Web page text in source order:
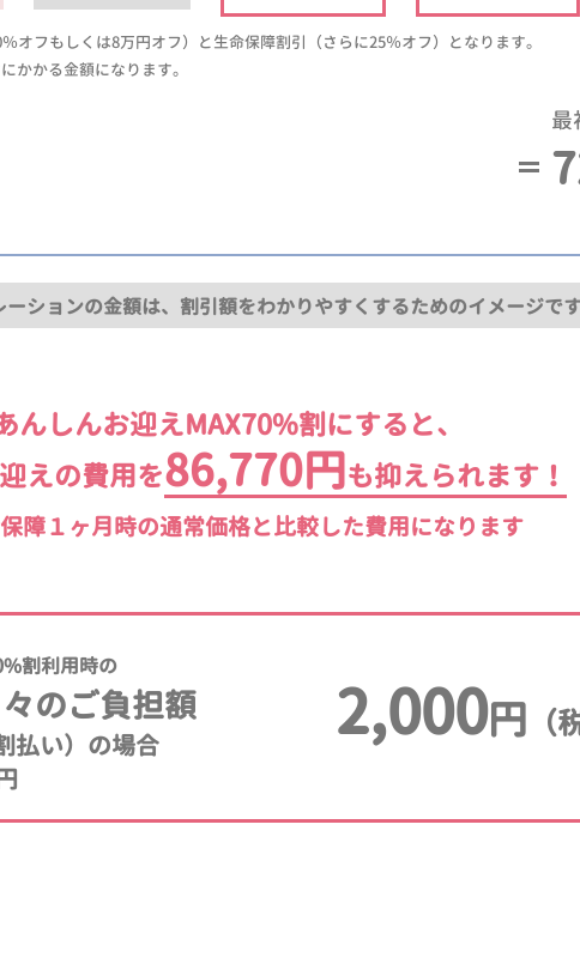
フもしくは8万円オフ）と生命保障割引（さらに25％オフ）となります。
かかる金額になります。
最
ションの金額は、割引額をわかりやすくするためのイメージです
んしんお迎えMAX70%割にすると、
えの費用を86,770円も抑えられます！
障１ヶ月時の通常価格と比較した費用になります
割利用時の
のご負担額
払い）の場合
2,000円 （